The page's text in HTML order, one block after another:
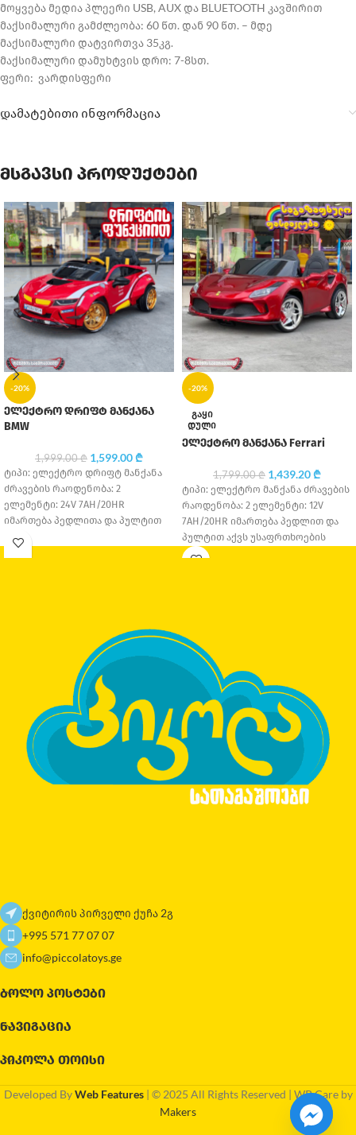
მოყვება მედია პლეერი USB, AUX და BLUETOOTH კავშირით
მაქსიმალური გამძლეობა: 60 წთ. დან 90 წთ. – მდე
მაქსიმალური დატვირთვა 35კგ.
მაქსიმალური დამუხტვის დრო: 7-8სთ.
ფერი: ვარდისფერი
დამატებითი ინფორმაცია
მსგავსი პროდუქტები
-20%
ელექტრო დრიფტ მანქანა
BMW
1,999.00₾ 1,599.00₾
ტიპი: ელექტრო დრიფტ მანქანა
ძრავების რაოდენობა: 2
ელემენტი: 24V 7AH/20HR
იმართება პედლითა და პულტით
აქვს დრიფტის ფუნქციები
-20%
ᲒᲐᲧᲘ
ᲓᲣᲚᲘ
ელექტრო მანქანა Ferrari
1,799.00₾ 1,439.20₾
ტიპი: ელექტრო მანქანა ძრავების
რაოდენობა: 2 ელემენტი: 12V
7AH/20HR იმართება პედლით და
პულტით აქვს უსაფრთხოების
ღვედი საბურავის მასალა: კაუჩუკი
ქვიტირის პირველი ქუჩა 2გ
+995 571 77 07 07
info@piccolatoys.ge
ᲑᲝᲚᲝ ᲞᲝᲡᲢᲔᲑᲘ
ᲜᲐᲕᲘᲒᲐᲪᲘᲐ
ᲞᲘᲙᲝᲚᲐ ᲗᲝᲘᲡᲘ
Developed ByWeb Features | © 2025 All Rights Reserved | WP Care by
Makers